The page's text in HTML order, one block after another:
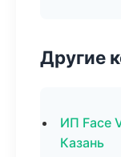
Другие
ИП Face
Казань